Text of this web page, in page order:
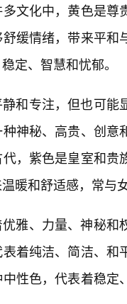
文化中，黄色是
缓情绪，带来平
定、智慧和忧郁。
和专注，但也可
神秘、高贵、创
，紫色是皇室和
暖和舒适感，常与
雅、力量、神秘
着纯洁、简洁、
性色，代表着稳